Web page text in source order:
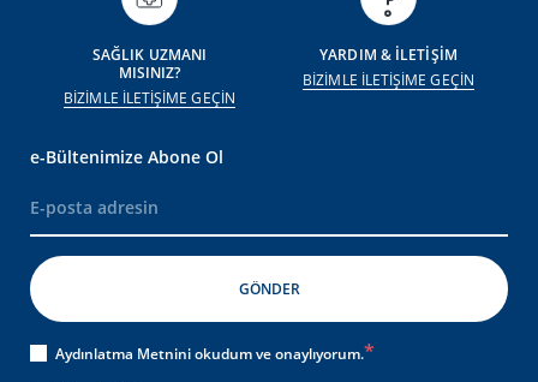
SAĞLIK UZMANI
MISINIZ?
BİZİMLE İLETİŞİME GEÇİN
YARDIM & İLETİŞİM
BİZİMLE İLETİŞİME GEÇİN
e-Bültenimize Abone Ol
Aydınlatma Metnini okudum ve onaylıyorum.